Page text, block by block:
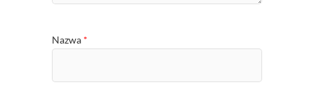
Nazwa *